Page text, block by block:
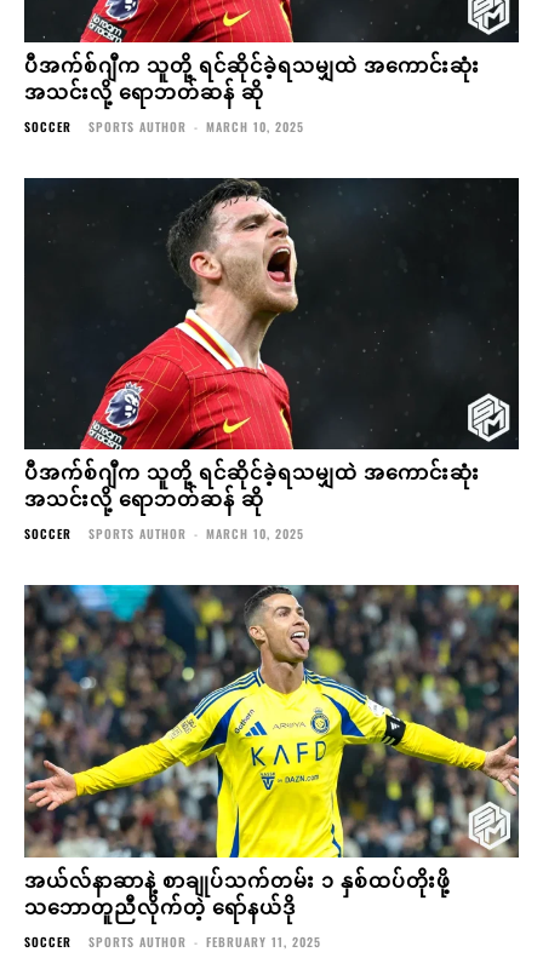
ပီအက်စ်ဂျီက သူတို့ ရင်ဆိုင်ခဲ့ရသမျှထဲ အကောင်းဆုံး
အသင်းလို့ ရောဘတ်ဆန် ဆို
SOCCER SPORTS AUTHOR - MARCH 10, 2025
ပီအက်စ်ဂျီက သူတို့ ရင်ဆိုင်ခဲ့ရသမျှထဲ အကောင်းဆုံး
အသင်းလို့ ရောဘတ်ဆန် ဆို
SOCCER SPORTS AUTHOR - MARCH 10, 2025
အယ်လ်နာဆာနဲ့ စာချုပ်သက်တမ်း ၁ နှစ်ထပ်တိုးဖို့
သဘောတူညီလိုက်တဲ့ ရော်နယ်ဒို
SOCCER SPORTS AUTHOR - FEBRUARY 11, 2025